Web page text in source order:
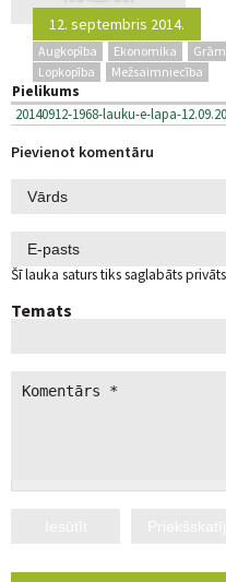
12. septembris 2014.
Augkopība Ekonomika
Lopkopība
Mežsaimniecība
Pielikums
20140912-1968-lauku-e-lapa-
Pievienot komentāru
Šī lauka saturs tiks saglabāts
Temats